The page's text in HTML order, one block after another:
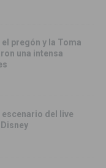
pregón y la Toma
una intensa
del live